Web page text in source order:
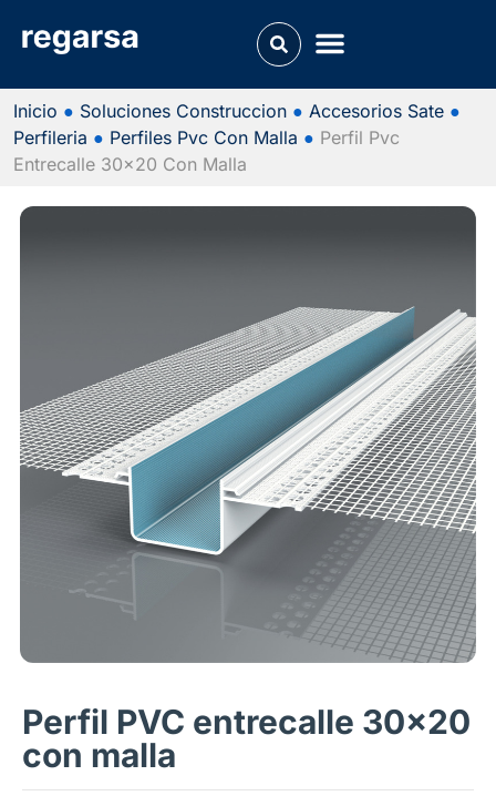
Inicio ● Soluciones Construccion ● Accesorios Sate ●
Perfileria ● Perfiles Pvc Con Malla ● Perfil Pvc
Entrecalle 30x20 Con Malla
Perfil PVC entrecalle 30x20
con malla